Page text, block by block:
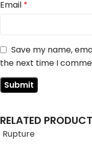
Email *
Save my name,
the next time I
RELATED
Rupture